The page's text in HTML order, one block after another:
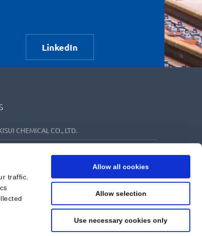
traffic.
Allow all cookies
Allow selection
Use necessary cookies only
LinkedIn
CHEMICAL CO., LTD.
RAIL I YouTube